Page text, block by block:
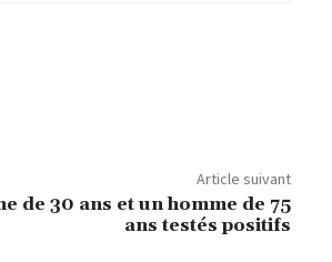
Article suivant
de 30 ans et un homme de 75
ans testés positifs